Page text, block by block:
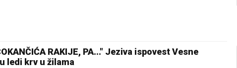
RAKIJE, PA..." Jeziva ispovest Vesne
ledi krv u žilama